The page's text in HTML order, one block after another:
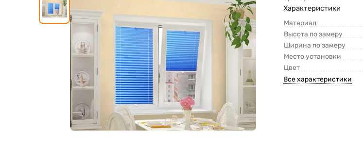
Характеристики
Материал
Высота по замеру
Ширина по замеру
Место установки
Цвет
Все характеристики